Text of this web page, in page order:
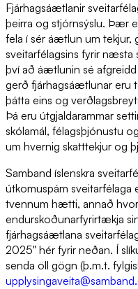
Fjárhagsáætlanir
þeirra og stjórnsýslu. Þær
fela í sér áætlun um tekjur,
sveitarfélagsins fyrir næsta
því að áætlunin sé
gerð fjárhagsáætlunar eru
þátta eins og
Þá eru útgjaldarammar
skólamál, félagsþjónustu
um hvernig skatttekjur og
Samband íslenskra
útkomuspám sveitarfélaga
tvennum hætti, annað
endurskoðunarfyrirtækja
fjárhagsáætlana
2025" hér fyrir neðan. Í
senda öll gögn (þ.m.t.